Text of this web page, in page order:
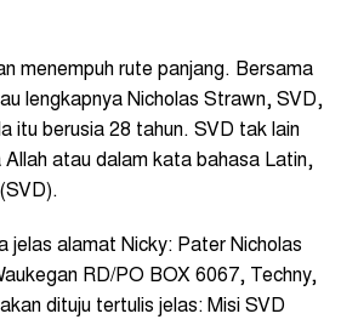
menempuh rute panjang. Bersama
lengkapnya Nicholas Strawn, SVD,
itu berusia 28 tahun. SVD tak lain
atau dalam kata bahasa Latin,
jelas alamat Nicky: Pater Nicholas
RD/PO BOX 6067, Techny,
dituju tertulis jelas: Misi SVD